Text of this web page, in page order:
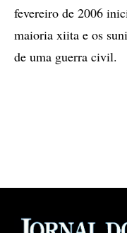
fevereiro de 2006
maioria xiita e os
de uma guerra civil.